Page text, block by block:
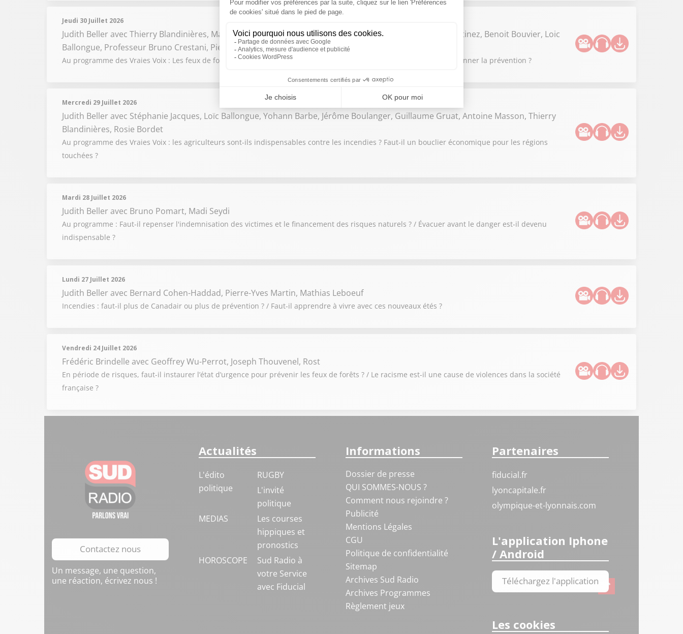
Jeudi 30 Juillet 2026
Judith Beller avec Thierry Blandinières, Madi Seydi, Benjamin Sire , Marie Thechi, Cédric Pain, Manuel Martinez, Benoit Bouvier, Loic
Ballongue, Professeur Bruno Crestani, Pierre Talamon, Abdoulaye Kanté, José Pérez
Au programme des Vraies Voix : Les feux de forêts vont-ils changer notre production agricole ? / L’IA va-t-elle révolutionner la prévention ?
Mercredi 29 Juillet 2026
Judith Beller avec Stéphanie Jacques, Loïc Ballongue, Yohann Barbe, Jérôme Boulanger, Guillaume Gruat, Antoine Masson, Thierry
Blandinières, Rosie Bordet
Au programme des Vraies Voix : les agriculteurs sont-ils indispensables contre les incendies ? Faut-il un bouclier économique pour les régions
touchées ?
Mardi 28 Juillet 2026
Judith Beller avec Bruno Pomart, Madi Seydi
Au programme : Faut-il repenser l'indemnisation des victimes et le financement des risques naturels ? / Évacuer avant le danger est-il devenu
indispensable ?
Lundi 27 Juillet 2026
Judith Beller avec Bernard Cohen-Haddad, Pierre-Yves Martin, Mathias Leboeuf
Incendies : faut-il plus de Canadair ou plus de prévention ? / Faut-il apprendre à vivre avec ces nouveaux étés ?
Vendredi 24 Juillet 2026
Frédéric Brindelle avec Geoffrey Wu-Perrot, Joseph Thouvenel, Rost
En période de risques, faut-il instaurer l’état d’urgence pour prévenir les feux de forêts ? / Le racisme est-il une cause de violences dans la société
française ?
Contactez nous
Un message, une question,
une réaction, écrivez nous !
Actualités
L'édito
politique
RUGBY
L'invité
politique
MEDIAS
Les courses
hippiques et
pronostics
HOROSCOPE
Sud Radio à
votre Service
avec Fiducial
Informations
Dossier de presse
QUI SOMMES-NOUS ?
Comment nous rejoindre ?
Publicité
Mentions Légales
CGU
Politique de confidentialité
Sitemap
Archives Sud Radio
Archives Programmes
Règlement jeux
Partenaires
fiducial.fr
lyoncapitale.fr
olympique-et-lyonnais.com
L'application Iphone
/ Android
Téléchargez l'application
Les cookies